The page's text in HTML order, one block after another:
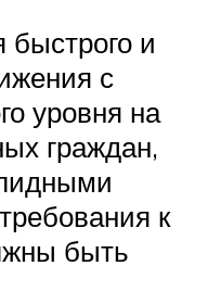
быстрого и
с
уровня на
граждан,
к
быть